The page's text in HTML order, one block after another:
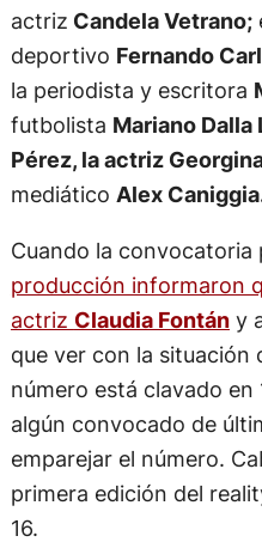
actriz Candela Vetrano;
deportivo Fernando
la periodista y escritora
futbolista Mariano Dalla
Pérez, la actriz
mediático Alex
Cuando la convocatoria
producción informaron
actriz Claudia Fontány
que ver con la situación
número está clavado en
algún convocado de
emparejar el número.
primera edición del
16.